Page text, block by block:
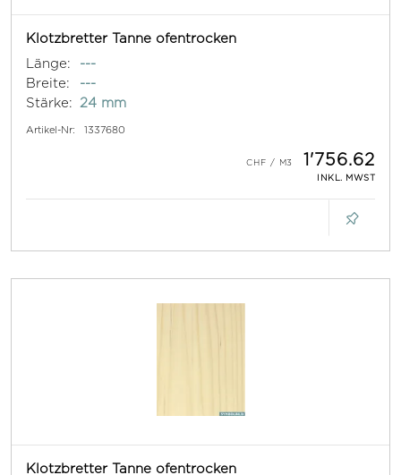
Klotzbretter Tanne ofentrocken
Länge:
---
Breite:
---
Stärke:
24 mm
Artikel-Nr: 1337680
1'756.62
INKL. MWST
Klotzbretter Tanne ofentrocken